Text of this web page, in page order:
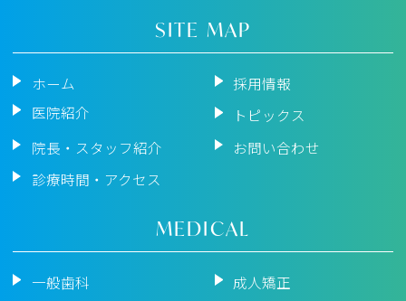
SITE MAP
ホーム
医院紹介
院長・スタッフ紹介
診療時間・アクセス
採用情報
トピックス
お問い合わせ
MEDICAL
一般歯科
成人矯正